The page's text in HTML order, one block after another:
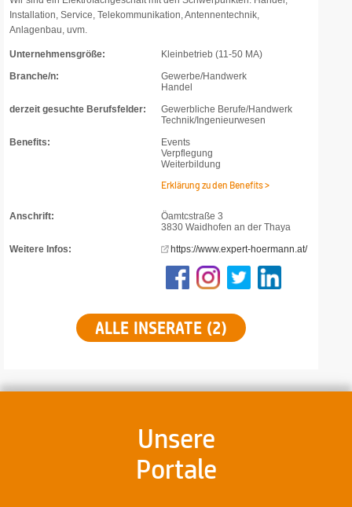
Installation, Service, Telekommunikation, Antennentechnik,
Anlagenbau, uvm.
Unternehmensgröße:
Kleinbetrieb (11-50 MA)
Branche/n:
Gewerbe/Handwerk
Handel
derzeit gesuchte Berufsfelder:
Gewerbliche Berufe/Handwerk
Technik/Ingenieurwesen
Benefits:
Events
Verpflegung
Weiterbildung
Erklärung zu den Benefits >
Anschrift:
Öamtcstraße 3
3830 Waidhofen an der Thaya
Weitere Infos:
https://www.expert-hoermann.at/
ALLE INSERATE (2)
Unsere
Portale